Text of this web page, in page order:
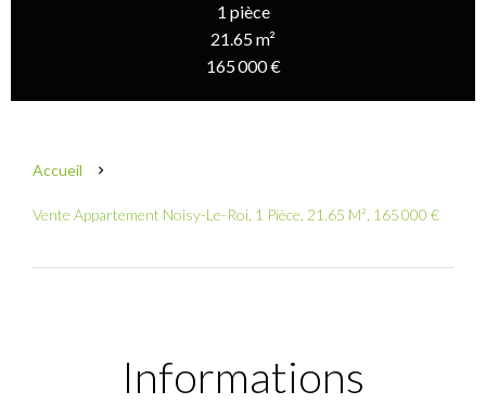
1 pièce
21.65 m²
165 000 €
Accueil
Vente Appartement Noisy-Le-Roi, 1 Pièce, 21.65 M², 165 000 €
Informations